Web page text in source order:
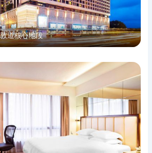
道核心地段